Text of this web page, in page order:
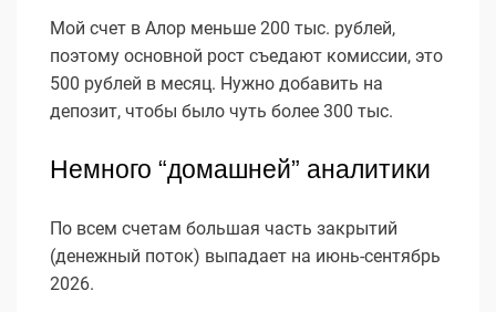
Мой счет в Алор меньше 200 тыс. рублей,
поэтому основной рост съедают комиссии, это
500 рублей в месяц. Нужно добавить на
депозит, чтобы было чуть более 300 тыс.
Немного “домашней” аналитики
По всем счетам большая часть закрытий
(денежный поток) выпадает на июнь-сентябрь
2026.